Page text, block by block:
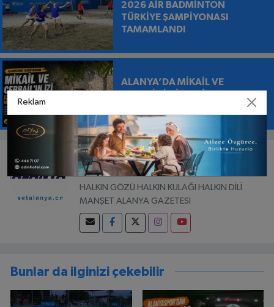
2026 AİR BADMİNTON
TÜRKİYE ŞAMPİYONASI
TAMAMLANDI
ALANYA’DA MİKAİL VE
RUM KİLİSESİ TARİHE TANIKLIK
EDİYOR
GAZETECI
Hüseyin Kalaycı
HALKIN GÖZÜ HALKIN KULAĞI HALKIN DİLİ
MANŞET ALANYA GAZETESİ
Bunlar da ilginizi çekebilir
Reklam